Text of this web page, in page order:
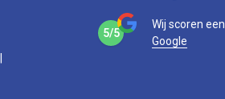
5/5
Wij scoren een
Google